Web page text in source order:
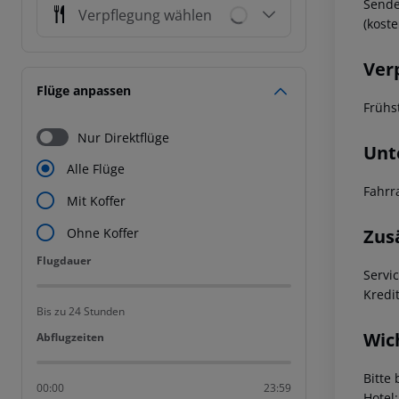
Verpflegung wählen
Flüge anpassen
Nur Direktflüge
Alle Flüge
Mit Koffer
Ohne Koffer
Flugdauer
Flugdauer
Bis zu 24 Stunden
Abflugzeiten
Abflugzeiten
00:00 23:59
Bitte